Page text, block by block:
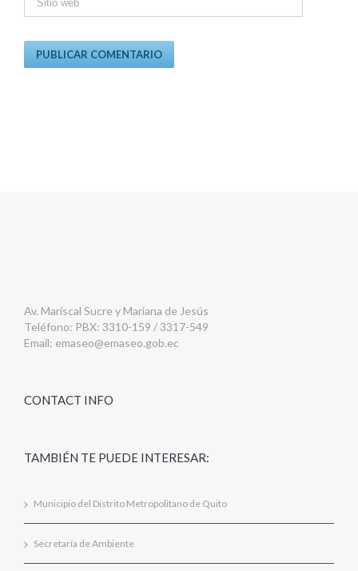
Av. Mariscal Sucre y Mariana de Jesús
Teléfono: PBX: 3310-159 / 3317-549
Email: emaseo@emaseo.gob.ec
CONTACT INFO
TAMBIÉN TE PUEDE INTERESAR:
Municipio del Distrito Metropolitano de Quito
Secretaría de Ambiente